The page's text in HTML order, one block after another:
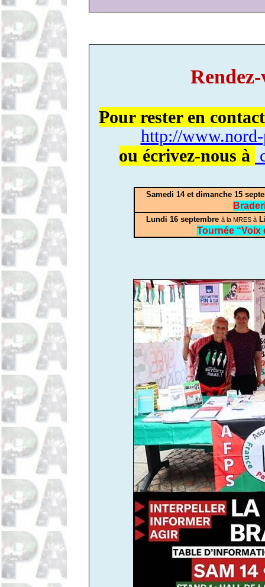
Pour rester en
http://www.nord-
ou écrivez-nous à
Samedi 14 et dimanche 15
Lundi 16 septembre à la MRES à
Tournée “Voix